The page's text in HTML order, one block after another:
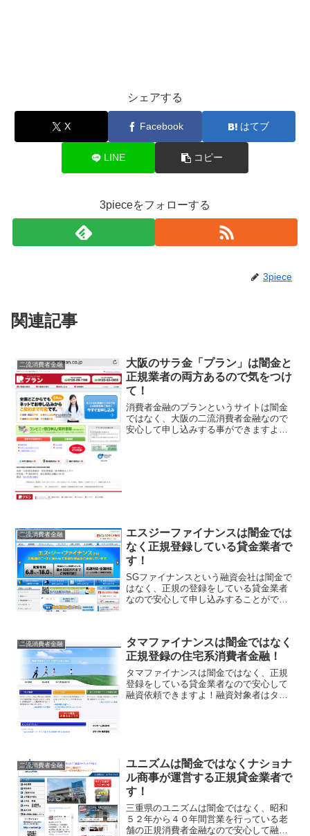
シェアする
X Facebook はてブ
LINE コピー
3pieceをフォローする
3piece
関連記事
二流消費者金融
大阪のサラ金「プラン」は闇金と
正規業者の両方あるので気をつけ
て！
消費者金融のプランというサイトは闇金
ではなく、大阪の二流消費者金融なので
安心して申し込みする事ができますよ。
二流消費者金融
エスジーファイナンスは闇金では
なく正規登録している貸金業者で
す！
SGファイナンスという融資会社は闇金で
はなく、正規の登録をしている貸金業者
なので安心して申し込みすることができ
ども取り扱っている金融会...
二流消費者金融
タマファイナンスは闇金ではなく
正規登録の住宅系消費者金融！
タマファイナンスは闇金ではなく、正規
登録をしている貸金業者なので安心して
融資依頼できますよ！融資対象者はタマ
二流消費者金融
ユニズムは闇金ではなくナショナ
ル商事が運営する正規貸金業者で
す！
三重県のユニズムは闇金ではなく、昭和
５２年から４０年間営業を行っている老
舗の正規消費者金融なので安心して融資